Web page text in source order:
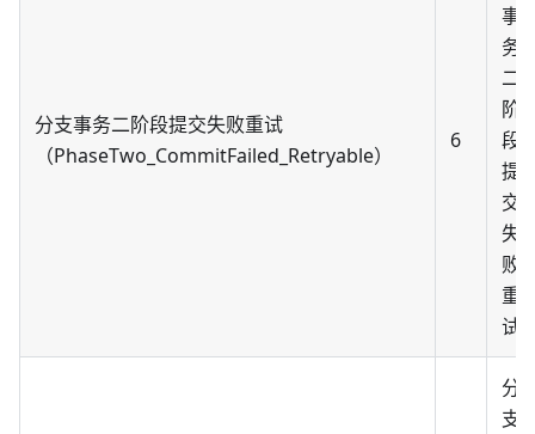
分支事务二阶段提交失败重试
（PhaseTwo_CommitFailed_Retryable）
6
事
务
二
阶
段
提
交
失
败
重
试
分
支